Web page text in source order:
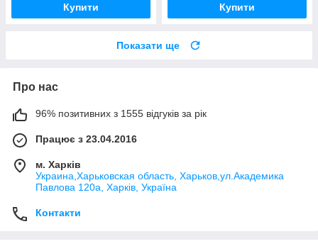
Купити Купити
Показати ще
Про нас
96% позитивних з 1555 відгуків за рік
Працює з 23.04.2016
м. Харків
Украина,Харьковская область, Харьков,ул.Академика
Павлова 120а, Харків, Україна
Контакти